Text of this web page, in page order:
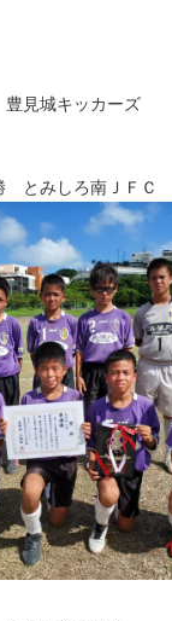
見城キッカーズ
とみしろ南ＪＦＣ